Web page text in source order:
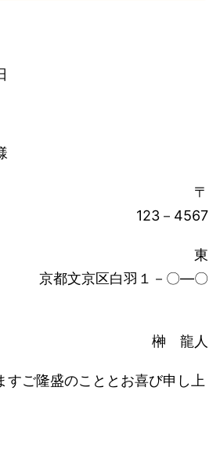
123－4567
京都文京区白羽１－〇―〇
榊 龍人
ご隆盛のこととお喜び申し上